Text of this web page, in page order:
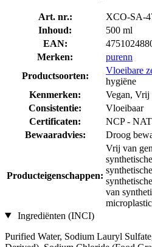
Art. nr.:
XCO-SA-
Inhoud:
500 ml
EAN:
Merken:
purenn
Productsoorten:
Vloeibare
hygiëne
Kenmerken:
Vegan, Vrij
Consistentie:
Vloeibaar
Certificaten:
NCP -
Bewaaradvies:
Droog
Producteigenschappen:
Vrij van
van
Ingrediënten (INCI)
Purified Water, Sodium Lauryl